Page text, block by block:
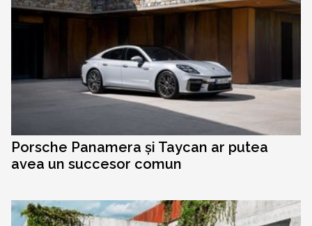
Porsche Panamera și Taycan ar putea
avea un succesor comun